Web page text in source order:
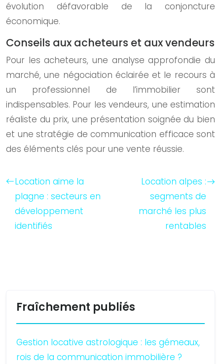
évolution défavorable de la conjoncture
économique.
Conseils aux acheteurs et aux vendeurs
Pour les acheteurs, une analyse approfondie du
marché, une négociation éclairée et le recours à
un professionnel de l’immobilier sont
indispensables. Pour les vendeurs, une estimation
réaliste du prix, une présentation soignée du bien
et une stratégie de communication efficace sont
des éléments clés pour une vente réussie.
Location aime la
plagne : secteurs en
développement
identifiés
Location alpes :
segments de
marché les plus
rentables
Fraîchement publiés
Gestion locative astrologique : les gémeaux,
rois de la communication immobilière ?